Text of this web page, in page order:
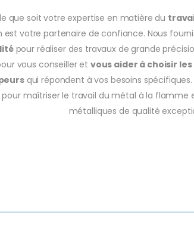
que soit votre expertise en matière du
est votre partenaire de confiance. Nous
pour réaliser des travaux de grande
vous conseiller et vous aider à choisir
qui répondent à vos besoins spécifiques.
pour maîtriser le travail du métal à la flamme
métalliques de qualité